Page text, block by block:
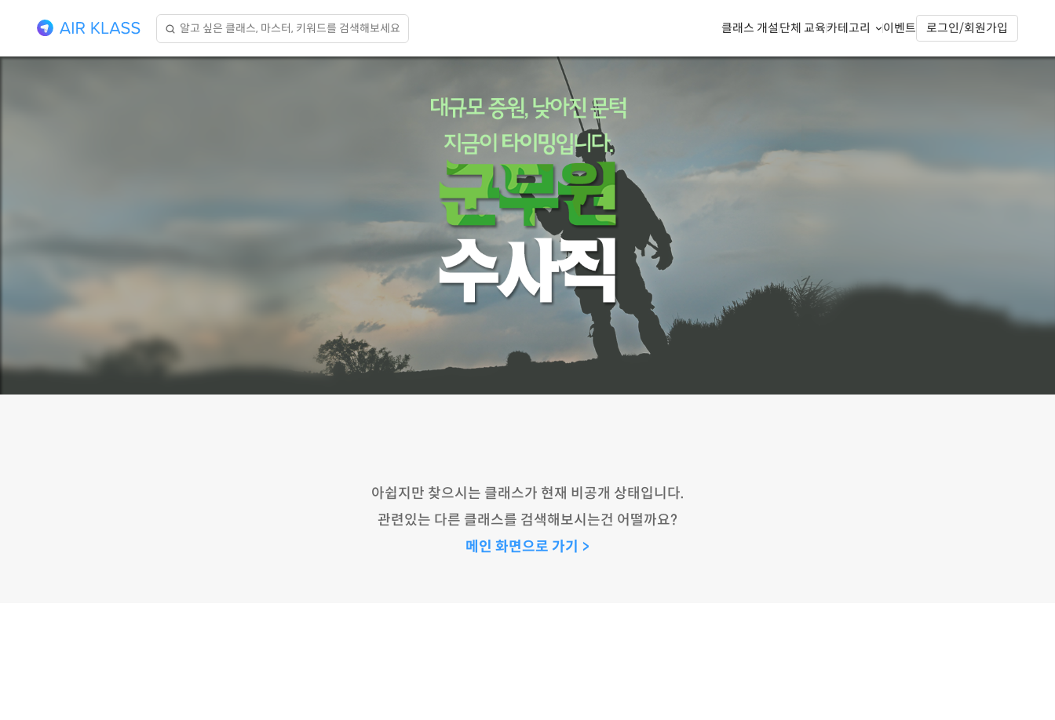
클래스 개설 단체 교육카테고리 이벤트 로그인/회원가입
아쉽지만 찾으시는 클래스가 현재 비공개 상태입니다.
관련있는 다른 클래스를 검색해보시는건 어떨까요?
메인 화면으로 가기 >